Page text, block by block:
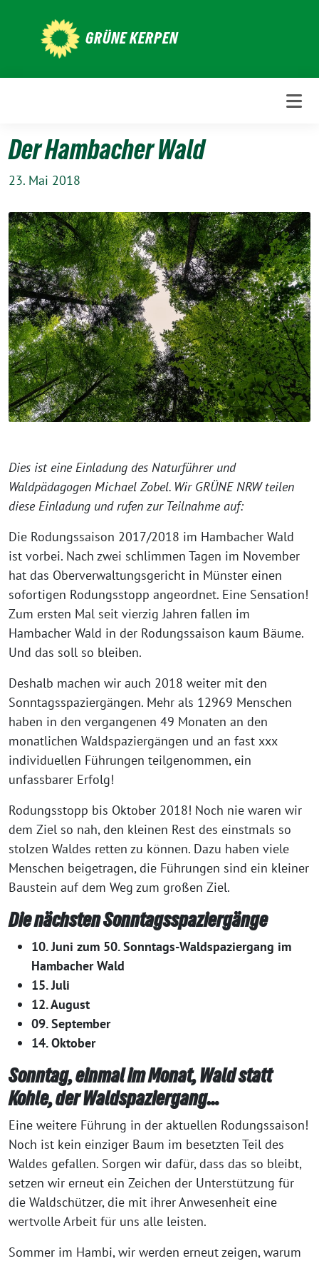
GRÜNE KERPEN
Der Hambacher Wald
23. Mai 2018
Dies ist eine Einladung des Naturführer und
Waldpädagogen Michael Zobel. Wir GRÜNE NRW teilen
diese Einladung und rufen zur Teilnahme auf:
Die Rodungssaison 2017/2018 im Hambacher Wald
ist vorbei. Nach zwei schlimmen Tagen im November
hat das Oberverwaltungsgericht in Münster einen
sofortigen Rodungsstopp angeordnet. Eine Sensation!
Zum ersten Mal seit vierzig Jahren fallen im
Hambacher Wald in der Rodungssaison kaum Bäume.
Und das soll so bleiben.
Deshalb machen wir auch 2018 weiter mit den
Sonntagsspaziergängen. Mehr als 12969 Menschen
haben in den vergangenen 49 Monaten an den
monatlichen Waldspaziergängen und an fast xxx
individuellen Führungen teilgenommen, ein
unfassbarer Erfolg!
Rodungsstopp bis Oktober 2018! Noch nie waren wir
dem Ziel so nah, den kleinen Rest des einstmals so
stolzen Waldes retten zu können. Dazu haben viele
Menschen beigetragen, die Führungen sind ein kleiner
Baustein auf dem Weg zum großen Ziel.
Die nächsten Sonntagsspaziergänge
10. Juni zum 50. Sonntags-Waldspaziergang im
Hambacher Wald
15. Juli
12. August
09. September
14. Oktober
Sonntag, einmal im Monat, Wald statt
Kohle, der Waldspaziergang…
Eine weitere Führung in der aktuellen Rodungssaison!
Noch ist kein einziger Baum im besetzten Teil des
Waldes gefallen. Sorgen wir dafür, dass das so bleibt,
setzen wir erneut ein Zeichen der Unterstützung für
die Waldschützer, die mit ihrer Anwesenheit eine
wertvolle Arbeit für uns alle leisten.
Sommer im Hambi, wir werden erneut zeigen, warum